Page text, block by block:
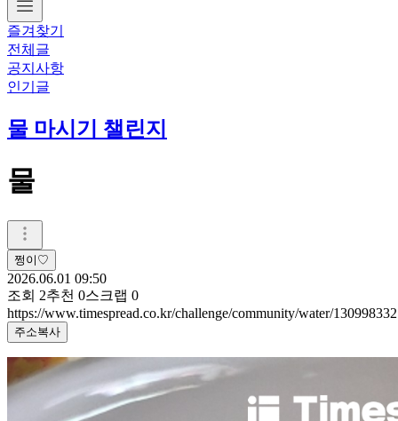
즐겨찾기
전체글
공지사항
인기글
물 마시기 챌린지
물
쩡이♡
2026.06.01 09:50
조회 2추천 0스크랩 0
https://www.timespread.co.kr/challenge/community/water/130998332
주소복사